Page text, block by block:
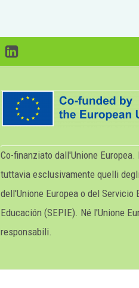
Co-finanziato dall'Unione
tuttavia esclusivamente quelli
dell'Unione Europea o del
Educación (SEPIE). Né l'Unione
responsabili.